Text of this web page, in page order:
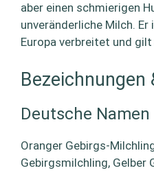
aber einen schmierigen
unveränderliche Milch.
Europa verbreitet und gilt
Bezeichnungen
Deutsche Namen
Oranger Gebirgs-
Gebirgsmilchling, Gelber